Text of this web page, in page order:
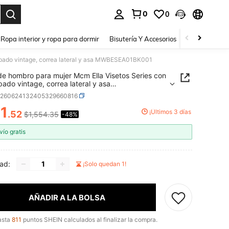
0 0
Ropa interior y ropa para dormir Bisutería Y Accesorios Zapatos
vintage, correa lateral y asa MWBESEA01BK001
hombro para mujer Mcm Ella Visetos Series con
vintage, correa lateral y asa
AND AVAILABILITY
.52 $1,554.35 -48% ¡Últimos 3 días
gratis
¡Solo quedan 1!
AÑADIR A LA BOLSA
811 puntos SHEIN calculados al finalizar la compra.